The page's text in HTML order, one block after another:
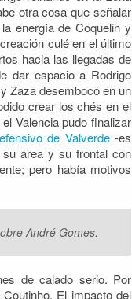
otra cosa que señalar
energía de Coquelin y
culé en el último
hacia las llegadas de
dar espacio a Rodrigo
Zaza desembocó en un
crear los chés en el
Valencia pudo finalizar
de Valverde-es
área y su frontal con
pero había motivos
André Gomes.
de calado serio. Por
El impacto del